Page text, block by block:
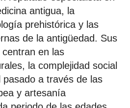
antigua, la
prehistórica y las
de la antigüedad. Sus
en las
la complejidad social
a través de las
y artesanía